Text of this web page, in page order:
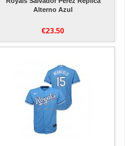
Alterno Azul
€23.50